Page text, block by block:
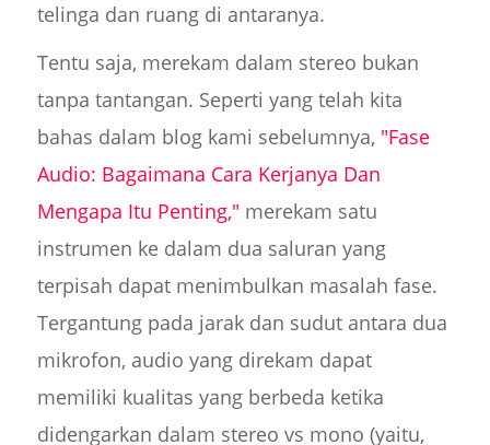
telinga dan ruang di antaranya.
Tentu saja, merekam dalam stereo bukan
tanpa tantangan. Seperti yang telah kita
bahas dalam blog kami sebelumnya, "Fase
Audio: Bagaimana Cara Kerjanya Dan
Mengapa Itu Penting," merekam satu
instrumen ke dalam dua saluran yang
terpisah dapat menimbulkan masalah fase.
Tergantung pada jarak dan sudut antara dua
mikrofon, audio yang direkam dapat
memiliki kualitas yang berbeda ketika
didengarkan dalam stereo vs mono (yaitu,